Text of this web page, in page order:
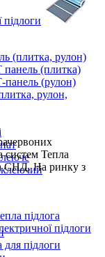
(плитка, рулон)
панель (плитка)
панель (рулон)
рулон,
підлоги
підлоги
систем Тепла
СНД.На ринку з
підлога
підлоги